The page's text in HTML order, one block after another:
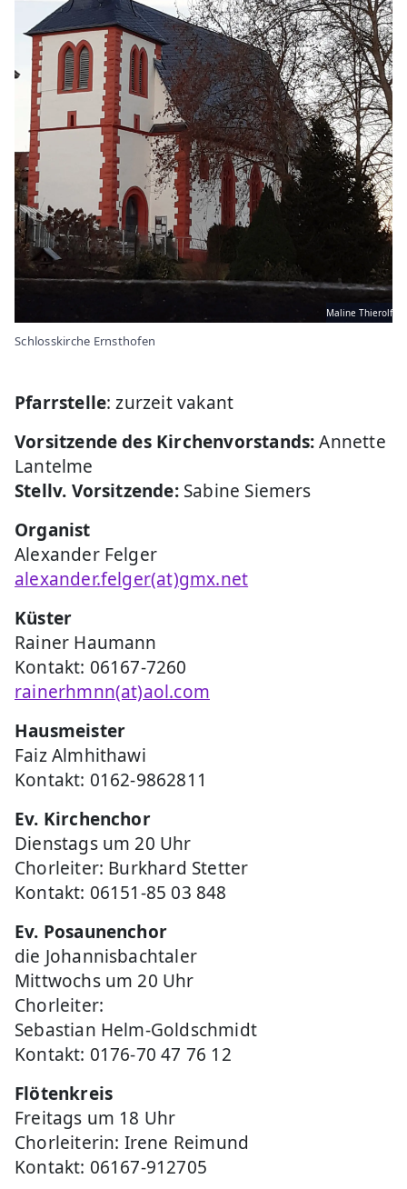
Maline Thierolf
Schlosskirche Ernsthofen
Pfarrstelle: zurzeit vakant
Vorsitzende des Kirchenvorstands:Annette
Lantelme
Stellv. Vorsitzende:Sabine Siemers
Organist
Alexander Felger
alexander.felger(at)gmx.net
Küster
Rainer Haumann
Kontakt: 06167-7260
rainerhmnn(at)aol.com
Hausmeister
Faiz Almhithawi
Kontakt: 0162-9862811
Ev. Kirchenchor
Dienstags um 20 Uhr
Chorleiter: Burkhard Stetter
Kontakt: 06151-85 03 848
Ev. Posaunenchor
die Johannisbachtaler
Mittwochs um 20 Uhr
Chorleiter:
Sebastian Helm-Goldschmidt
Kontakt: 0176-70 47 76 12
Flötenkreis
Freitags um 18 Uhr
Chorleiterin: Irene Reimund
Kontakt: 06167-912705